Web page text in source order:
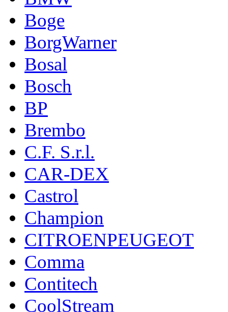
Boge
BorgWarner
Bosal
Bosch
BP
Brembo
C.F. S.r.l.
CAR-DEX
Castrol
Champion
CITROENPEUGEOT
Comma
Contitech
CoolStream